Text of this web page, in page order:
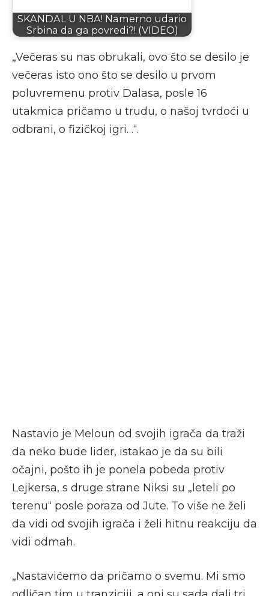
SKANDAL U NBA! Namerno udario
Srbina da ga povredi?! (VIDEO)
„Večeras su nas obrukali, ovo što se desilo je
večeras isto ono što se desilo u prvom
poluvremenu protiv Dalasa, posle 16
utakmica pričamo u trudu, o našoj tvrdoći u
odbrani, o fizičkoj igri…“.
Nastavio je Meloun od svojih igrača da traži
da neko bude lider, istakao je da su bili
očajni, pošto ih je ponela pobeda protiv
Lejkersa, s druge strane Niksi su „leteli po
terenu“ posle poraza od Jute. To više ne želi
da vidi od svojih igrača i želi hitnu reakciju da
vidi odmah.
„Nastavićemo da pričamo o svemu. Mi smo